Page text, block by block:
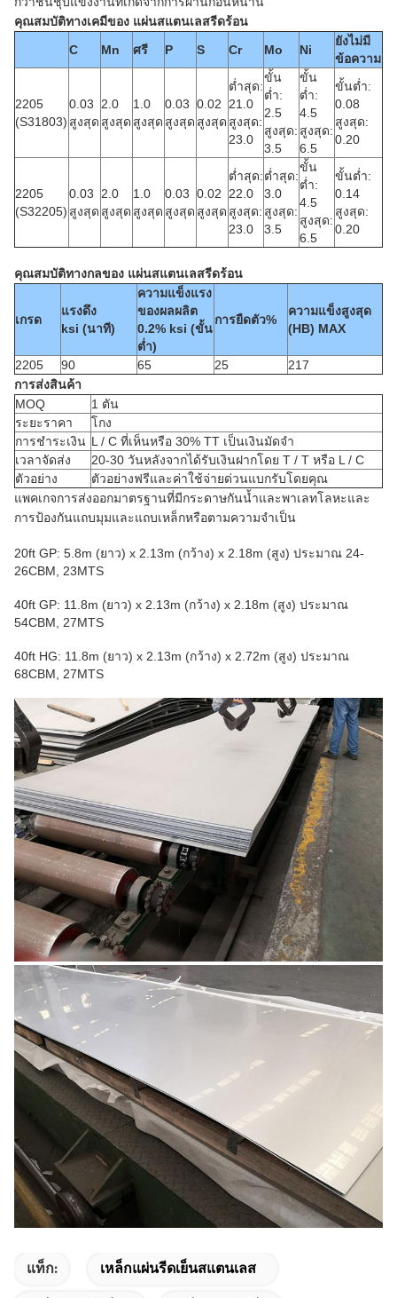
คุณสมบัติทางเคมีของ แผ่นสแตนเลสรีดร้อน
C
Mn ศรี P S Cr Mo Ni
ยังไม่มี
ข้อความ
2205
(S31803)
0.03
สูงสุด
2.0
สูงสุด
1.0
สูงสุด
0.03
สูงสุด
0.02
สูงสุด
ต่ำสุด:
21.0
สูงสุด:
23.0
ขั้น
ต่ำ:
2.5
สูงสุด:
3.5
ขั้น
ต่ำ:
4.5
สูงสุด:
6.5
ขั้นต่ำ:
0.08
สูงสุด:
0.20
2205
(S32205)
0.03
สูงสุด
2.0
สูงสุด
1.0
สูงสุด
0.03
สูงสุด
0.02
สูงสุด
ต่ำสุด:
22.0
สูงสุด:
23.0
ต่ำสุด:
3.0
สูงสุด:
3.5
ขั้น
ต่ำ:
4.5
สูงสุด:
6.5
ขั้นต่ำ:
0.14
สูงสุด:
0.20
คุณสมบัติทางกลของ แผ่นสแตนเลสรีดร้อน
เกรด
แรงดึง
ksi (นาที)
ความแข็งแรง
ของผลผลิต
0.2% ksi (ขั้น
ต่ำ)
การยืดตัว%
ความแข็งสูงสุด
(HB) MAX
2205 90 65 25
217
การส่งสินค้า
MOQ
1 ตัน
ระยะราคา
โกง
การชำระเงิน L / C ที่เห็นหรือ 30% TT เป็นเงินมัดจำ
เวลาจัดส่ง
20-30 วันหลังจากได้รับเงินฝากโดย T / T หรือ L / C
ตัวอย่าง
ตัวอย่างฟรีและค่าใช้จ่ายด่วนแบกรับโดยคุณ
แพคเกจการส่งออกมาตรฐานที่มีกระดาษกันน้ำและพาเลทโลหะและ
การป้องกันแถบมุมและแถบเหล็กหรือตามความจำเป็น
20ft GP: 5.8m (ยาว) x 2.13m (กว้าง) x 2.18m (สูง) ประมาณ 24-
26CBM, 23MTS
40ft GP: 11.8m (ยาว) x 2.13m (กว้าง) x 2.18m (สูง) ประมาณ
54CBM, 27MTS
40ft HG: 11.8m (ยาว) x 2.13m (กว้าง) x 2.72m (สูง) ประมาณ
68CBM, 27MTS
แท็ก: เหล็กแผ่นรีดเย็นสแตนเลส